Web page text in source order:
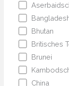
Bhutan
Britisches
Brunei
China